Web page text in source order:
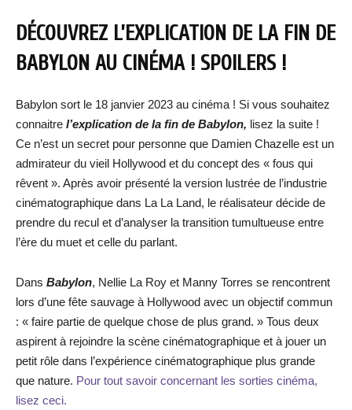
DÉCOUVREZ L’EXPLICATION DE LA FIN DE
BABYLON AU CINÉMA ! SPOILERS !
Babylon sort le 18 janvier 2023 au cinéma ! Si vous souhaitez
connaitre l’explication de la fin de Babylon, lisez la suite !
Ce n’est un secret pour personne que Damien Chazelle est un
admirateur du vieil Hollywood et du concept des « fous qui
rêvent ». Après avoir présenté la version lustrée de l’industrie
cinématographique dans La La Land, le réalisateur décide de
prendre du recul et d’analyser la transition tumultueuse entre
l’ère du muet et celle du parlant.
Dans Babylon, Nellie La Roy et Manny Torres se rencontrent
lors d’une fête sauvage à Hollywood avec un objectif commun
: « faire partie de quelque chose de plus grand. » Tous deux
aspirent à rejoindre la scène cinématographique et à jouer un
petit rôle dans l’expérience cinématographique plus grande
que nature. Pour tout savoir concernant les sorties cinéma,
lisez ceci.